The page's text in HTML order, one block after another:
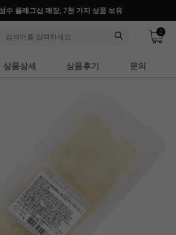
수 플래그십 매장, 7천 가지 상품 보유
0
상품상세 상품후기 문의